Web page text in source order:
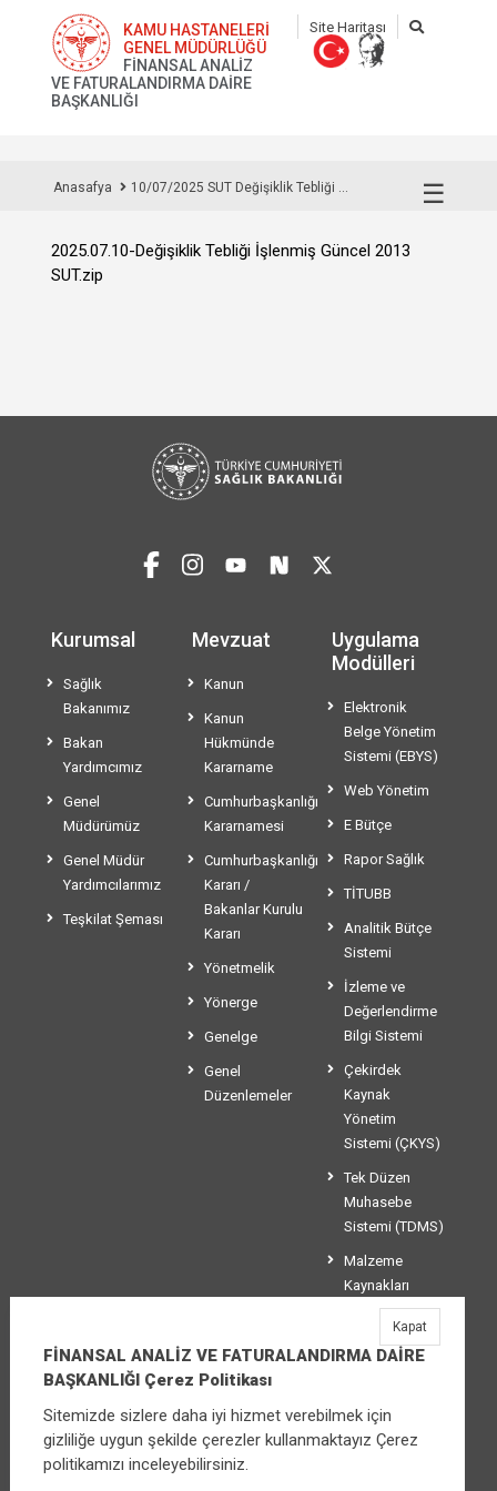
KAMU HASTANELERİ
GENEL MÜDÜRLÜĞÜ
FİNANSAL ANALİZ
VE FATURALANDIRMA DAİRE
BAŞKANLIĞI
Site Haritası
☰
Anasafya 10/07/2025 SUT Değişiklik Tebliği ...
2025.07.10-Değişiklik Tebliği İşlenmiş Güncel 2013
SUT.zip
Kurumsal
Sağlık
Bakanımız
Bakan
Yardımcımız
Genel
Müdürümüz
Genel Müdür
Yardımcılarımız
Teşkilat Şeması
Mevzuat
Kanun
Kanun
Hükmünde
Kararname
Cumhurbaşkanlığı
Kararnamesi
Cumhurbaşkanlığı
Kararı /
Bakanlar Kurulu
Kararı
Yönetmelik
Yönerge
Genelge
Genel
Düzenlemeler
Uygulama
Modülleri
Elektronik
Belge Yönetim
Sistemi (EBYS)
Web Yönetim
E Bütçe
Rapor Sağlık
TİTUBB
Analitik Bütçe
Sistemi
İzleme ve
Değerlendirme
Bilgi Sistemi
Çekirdek
Kaynak
Yönetim
Sistemi (ÇKYS)
Tek Düzen
Muhasebe
Sistemi (TDMS)
Malzeme
Kaynakları
Yönetim
Sistemi (MKYS)
FİNANSAL ANALİZ VE FATURALANDIRMA
DAİRE BAŞKANLIĞI
Üniversiteler Mahallesi Şehit Mehmet Bayraktar
FİNANSAL ANALİZ VE FATURALANDIRMA DAİRE
BAŞKANLIĞI Çerez Politikası
Sitemizde sizlere daha iyi hizmet verebilmek için
gizliliğe uygun şekilde çerezler kullanmaktayız Çerez
politikamızı inceleyebilirsiniz.
Kapat